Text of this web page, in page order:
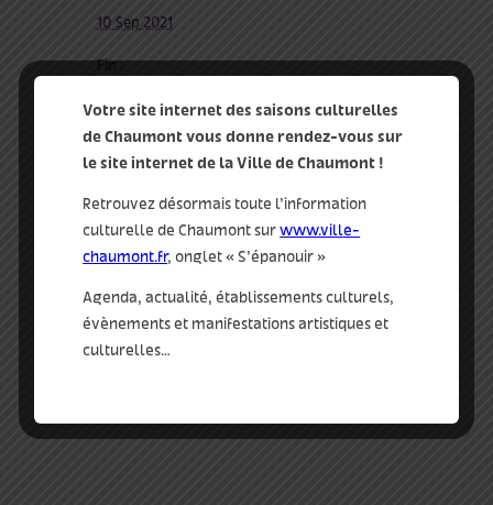
10 Sep 2021
Fin :
tags :
art,design,fresque, graphisme,
intervention murale,plein air
qui
dans la ville
Votre site internet des saisons culturelles
de Chaumont vous donne rendez-vous sur
le site internet de la Ville de Chaumont !
Retrouvez désormais toute l’information
culturelle de Chaumont surwww.ville-
chaumont.fr, onglet « S’épanouir »
Agenda, actualité, établissements culturels,
évènements et manifestations artistiques et
culturelles…